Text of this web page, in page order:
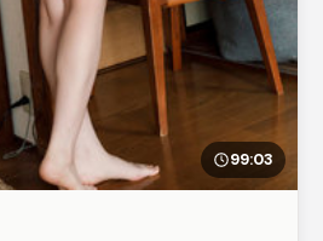
99:03